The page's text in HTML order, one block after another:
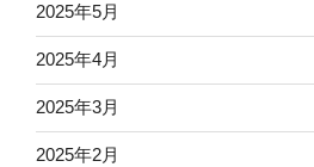
2025年5月
2025年4月
2025年3月
2025年2月